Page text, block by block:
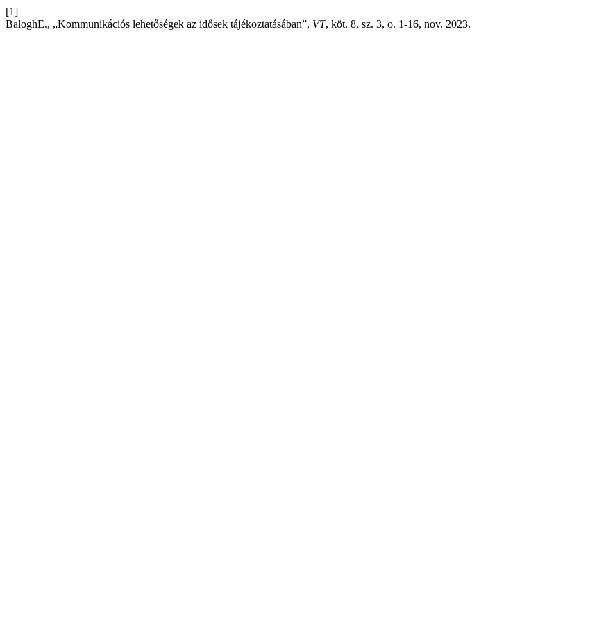
[1]
BaloghE., „Kommunikációs lehetőségek az idősek tájékoztatásában”, VT, köt. 8, sz. 3, o. 1-16, nov. 2023.